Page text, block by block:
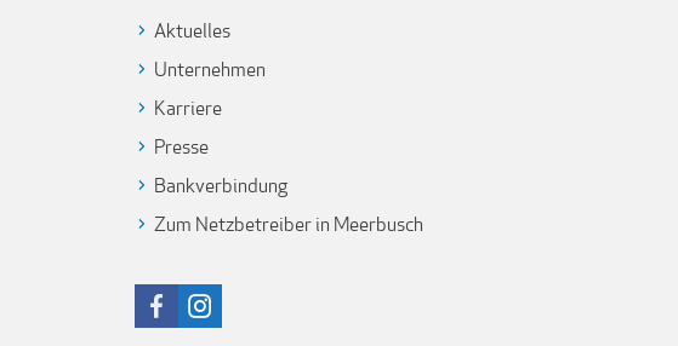
Aktuelles
Unternehmen
Karriere
Presse
Bankverbindung
Zum Netzbetreiber in Meerbusch